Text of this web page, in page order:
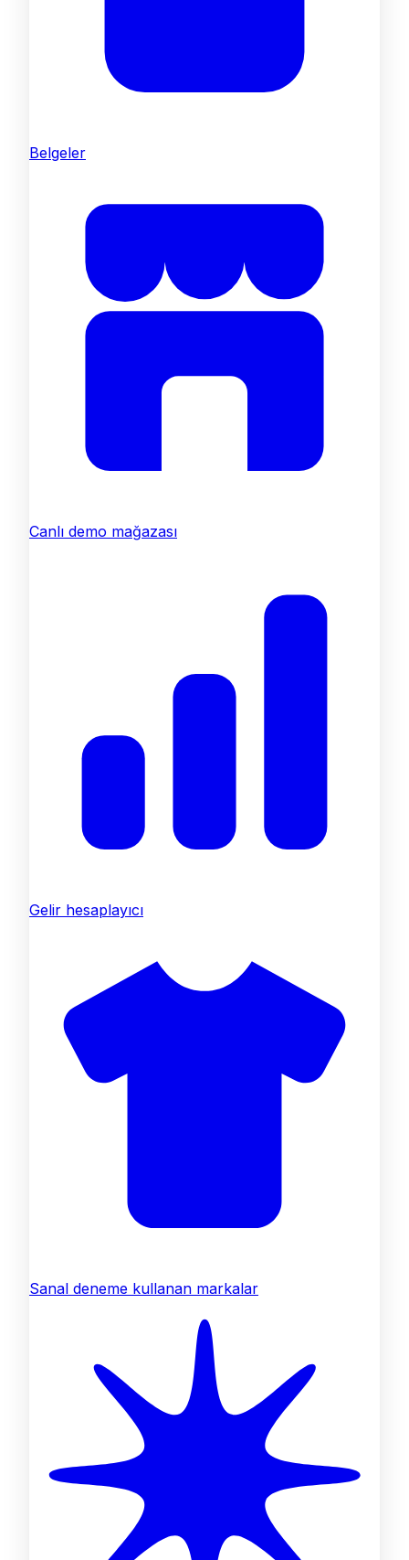
Belgeler
Canlı demo mağazası
Gelir hesaplayıcı
Sanal deneme kullanan markalar